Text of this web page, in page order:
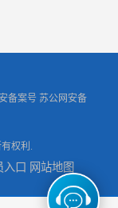
液压泵
备案号 苏公网安备
权利.
入口 网站地图